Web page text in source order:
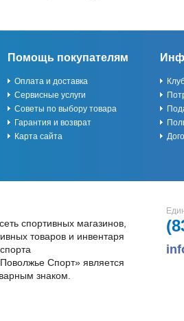
Помощь покупателям
Оплата и доставка
Сервисные услуги
Советы по выбору товара
Гарантия и возврат
Карта сайта
спортивных магазинов,
товаров и инвентаря
Спорт» является
знаком.